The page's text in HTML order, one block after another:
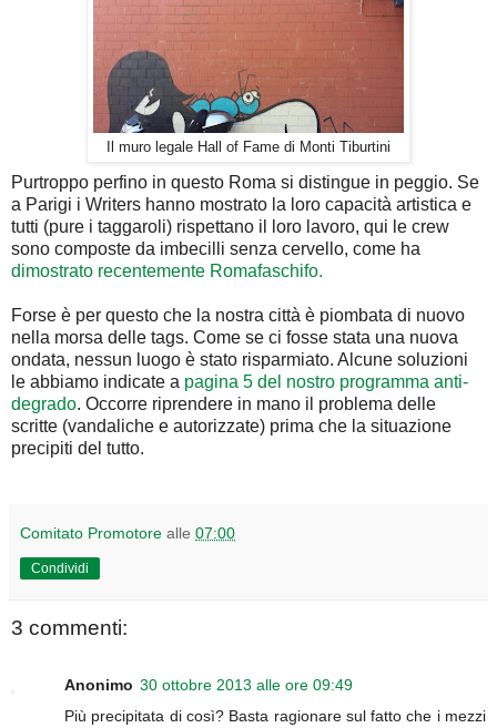
Il muro legale Hall of Fame di Monti Tiburtini
Purtroppo perfino in questo Roma si distingue in peggio. Se
a Parigi i Writers hanno mostrato la loro capacità artistica e
tutti (pure i taggaroli) rispettano il loro lavoro, qui le crew
sono composte da imbecilli senza cervello, come ha
dimostrato recentemente Romafaschifo.
Forse è per questo che la nostra città è piombata di nuovo
nella morsa delle tags. Come se ci fosse stata una nuova
ondata, nessun luogo è stato risparmiato. Alcune soluzioni
le abbiamo indicate a pagina 5 del nostro programma anti-
degrado. Occorre riprendere in mano il problema delle
scritte (vandaliche e autorizzate) prima che la situazione
precipiti del tutto.
Comitato Promotore alle 07:00
Condividi
3 commenti:
Anonimo 30 ottobre 2013 alle ore 09:49
Più precipitata di così? Basta ragionare sul fatto che i mezzi